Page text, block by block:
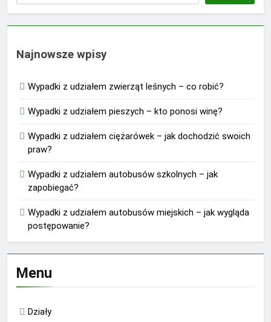
Najnowsze wpisy
Wypadki z udziałem zwierząt leśnych – co robić?
Wypadki z udziałem pieszych – kto ponosi winę?
Wypadki z udziałem ciężarówek – jak dochodzić swoich
praw?
Wypadki z udziałem autobusów szkolnych – jak
zapobiegać?
Wypadki z udziałem autobusów miejskich – jak wygląda
postępowanie?
Menu
Działy